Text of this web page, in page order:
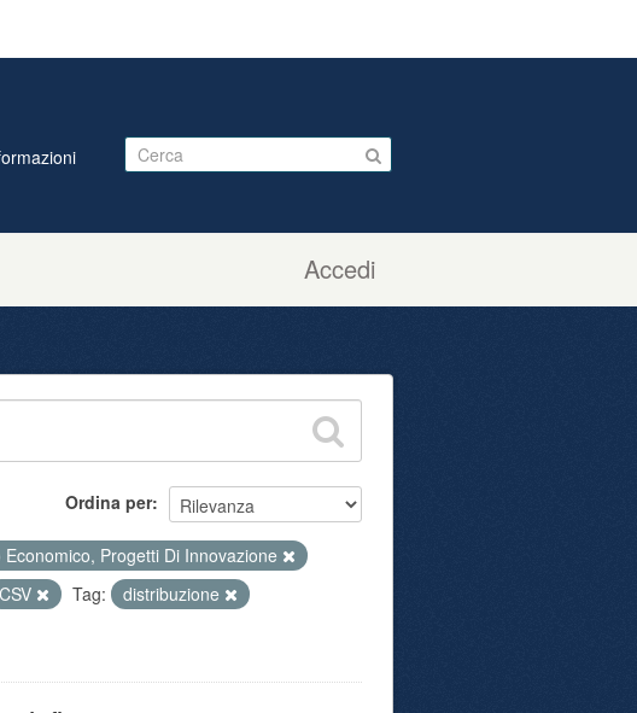
Accedi
Ordina per
Progetti Di Innovazione
CSV Tag:
distribuzione